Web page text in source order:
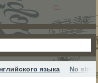
языка No